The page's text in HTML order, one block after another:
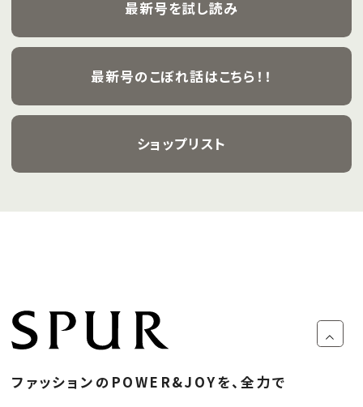
最新号を試し読み
最新号のこぼれ話はこちら！！
ショップリスト
ファッションのPOWER&JOYを、全力で